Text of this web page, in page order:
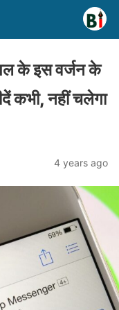
के इस वर्जन के
कभी, नहीं चलेगा
4 years ago